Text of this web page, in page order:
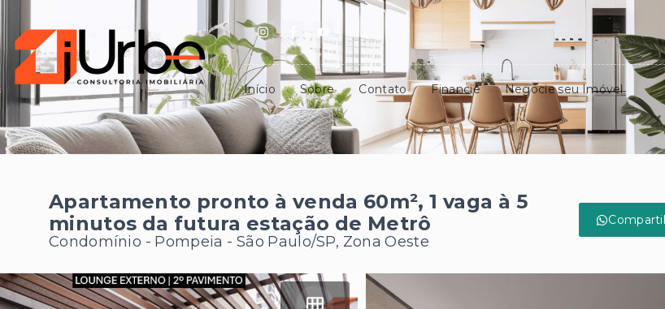
Início Sobre Contato Financie Negocie seu Imóvel
Apartamento pronto à venda 60m², 1 vaga à 5
minutos da futura estação de Metrô
Condomínio - Pompeia - São Paulo/SP, Zona Oeste